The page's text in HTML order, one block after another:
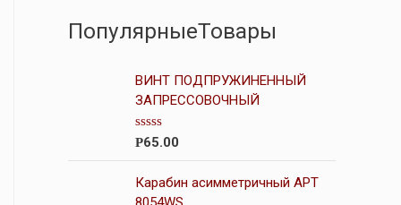
ПопулярныеТовары
ВИНТ ПОДПРУЖИНЕННЫЙ
ЗАПРЕССОВОЧНЫЙ
О
н
к
Р65.00
Карабин асимметричный АРТ